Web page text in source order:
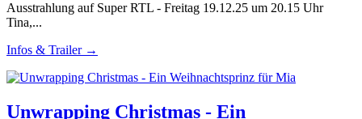
Ausstrahlung auf Super RTL - Freitag 19.12.25 um 20.15 Uhr
Tina,...
Infos & Trailer →
Unwrapping Christmas - Ein